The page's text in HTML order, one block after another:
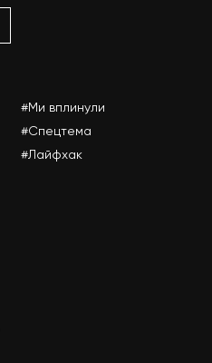
#Ми вплинули
#Спецтема
#Лайфхак